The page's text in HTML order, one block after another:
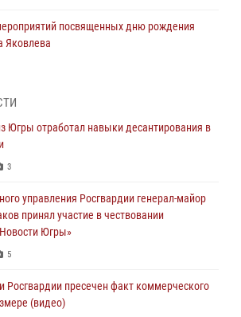
посвященных дню рождения
Яковлева
оказал содействие ГИБДД в выявлении
охраны Росгвардии пресекли
Аверин выступил на Всероссийском
форуме «Территория смыслов»
итоги недели с 27 июля по 2
Югры отработал навыки десантирования в
3
управления Росгвардии генерал-майор
принял участие в чествовании
Югры»
5
Росгвардии пресечен факт коммерческого
(видео)